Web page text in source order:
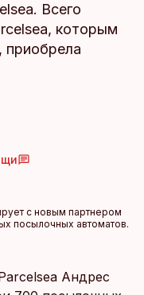
Всего
которым
приобрела
с новым партнером
посылочных автоматов.
Андрес